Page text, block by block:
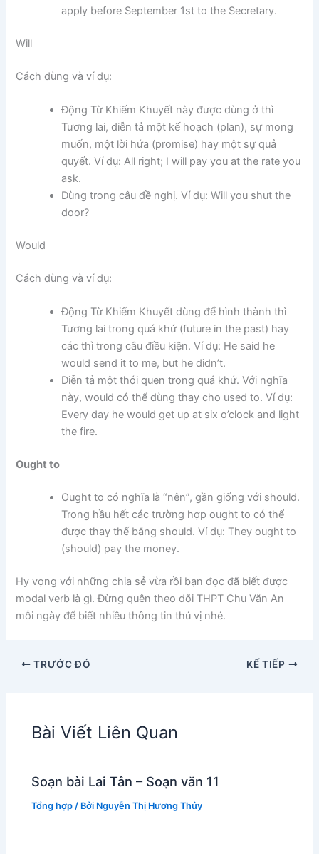
apply before September 1st to the Secretary.
Will
Cách dùng và ví dụ:
Động Từ Khiếm Khuyết này được dùng ở thì
Tương lai, diễn tả một kế hoạch (plan), sự mong
muốn, một lời hứa (promise) hay một sự quả
quyết. Ví dụ: All right; I will pay you at the rate you
ask.
Dùng trong câu đề nghị. Ví dụ: Will you shut the
door?
Would
Cách dùng và ví dụ:
Động Từ Khiếm Khuyết dùng để hình thành thì
Tương lai trong quá khứ (future in the past) hay
các thì trong câu điều kiện. Ví dụ: He said he
would send it to me, but he didn’t.
Diễn tả một thói quen trong quá khứ. Với nghĩa
này, would có thể dùng thay cho used to. Ví dụ:
Every day he would get up at six o’clock and light
the fire.
Ought to
Ought to có nghĩa là “nên”, gần giống với should.
Trong hầu hết các trường hợp ought to có thể
được thay thế bằng should. Ví dụ: They ought to
(should) pay the money.
Hy vọng với những chia sẻ vừa rồi bạn đọc đã biết được
modal verb là gì. Đừng quên theo dõi THPT Chu Văn An
mỗi ngày để biết nhiều thông tin thú vị nhé.
TRƯỚC ĐÓ KẾ TIẾP
Bài Viết Liên Quan
Soạn bài Lai Tân – Soạn văn 11
Tổng hợp / Bởi Nguyễn Thị Hương Thủy